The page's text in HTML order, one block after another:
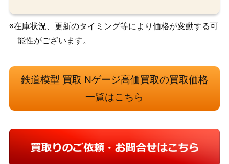
※在庫状況、更新のタイミング等により価格が変動する可
能性がございます。
鉄道模型 買取 Nゲージ高価買取の買取価格
一覧はこちら